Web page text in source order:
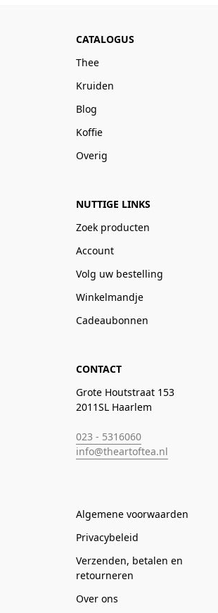
CATALOGUS
Thee
Kruiden
Blog
Koffie
Overig
NUTTIGE LINKS
Zoek producten
Account
Volg uw bestelling
Winkelmandje
Cadeaubonnen
CONTACT
Grote Houtstraat 153
2011SL Haarlem
023 - 5316060
info@theartoftea.nl
Algemene voorwaarden
Privacybeleid
Verzenden, betalen en
retourneren
Over ons